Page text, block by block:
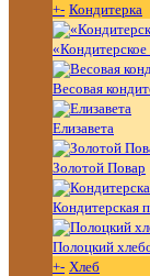
+- Кондитерка
Весовая
Елизавета
Золотой Повар
Кондитерская
Полоцкий
+- Хлеб